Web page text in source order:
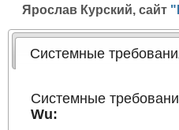
Ярослав Курский, сайт
Системные
Системные
Wu: